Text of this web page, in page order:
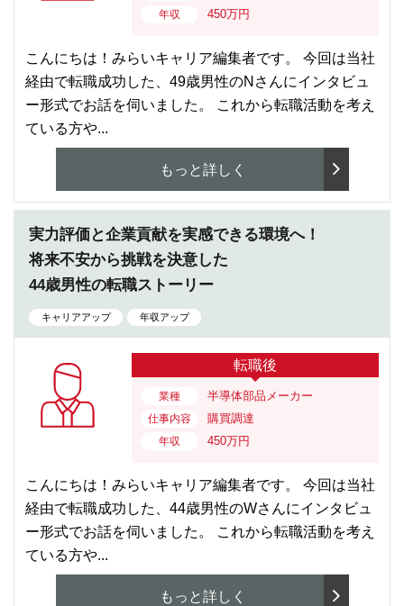
年収 450万円
こんにちは！みらいキャリア編集者です。 今回は当社
経由で転職成功した、49歳男性のNさんにインタビュ
ー形式でお話を伺いました。 これから転職活動を考え
ている方や...
もっと詳しく
実力評価と企業貢献を実感できる環境へ！
将来不安から挑戦を決意した
44歳男性の転職ストーリー
キャリアアップ 年収アップ
転職後
業種 半導体部品メーカー
仕事内容 購買調達
年収 450万円
こんにちは！みらいキャリア編集者です。 今回は当社
経由で転職成功した、44歳男性のWさんにインタビュ
ー形式でお話を伺いました。 これから転職活動を考え
ている方や...
もっと詳しく